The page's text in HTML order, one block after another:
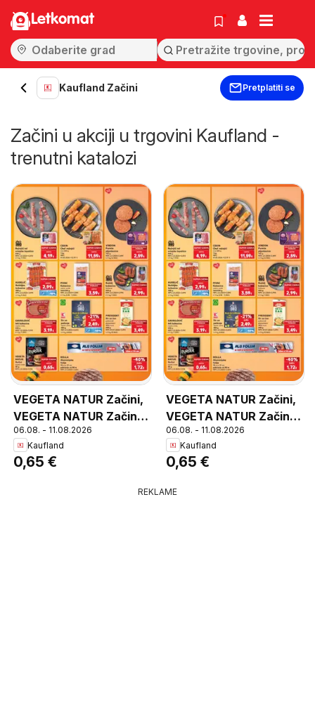
Letkomat
Kaufland Začini Pretplatiti se
Začini u akciji u trgovini Kaufland -
trenutni katalozi
VEGETA NATUR Začini,
VEGETA NATUR Začini
razne vrste 30 g
06.08. - 11.08.2026
Kaufland
0,65 €
VEGETA NATUR Začini,
VEGETA NATUR Začini
razne vrste 30 g
06.08. - 11.08.2026
Kaufland
0,65 €
REKLAME